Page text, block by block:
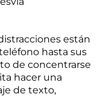
están
hasta sus
de concentrarse
hacer una
de texto,